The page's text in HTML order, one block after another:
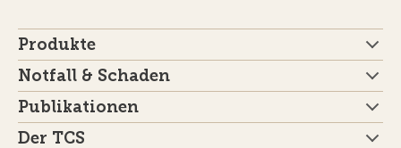
Produkte
Notfall & Schaden
Publikationen
Der TCS